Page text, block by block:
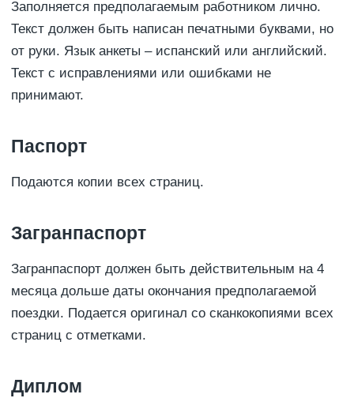
Заполняется предполагаемым работником лично.
Текст должен быть написан печатными буквами, но
от руки. Язык анкеты – испанский или английский.
Текст с исправлениями или ошибками не
принимают.
Паспорт
Подаются копии всех страниц.
Загранпаспорт
Загранпаспорт должен быть действительным на 4
месяца дольше даты окончания предполагаемой
поездки. Подается оригинал со сканкокопиями всех
страниц с отметками.
Диплом